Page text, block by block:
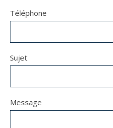
Téléphone
Sujet
Message